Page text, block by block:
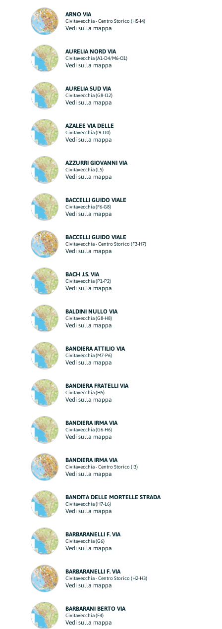
ARNO VIA
Civitavecchia - Centro Storico (H5-I4)
Vedi sulla mappa
AURELIA NORD VIA
Civitavecchia (A1-D4/M6-O1)
Vedi sulla mappa
AURELIA SUD VIA
Civitavecchia (G8-I12)
Vedi sulla mappa
AZALEE VIA DELLE
Civitavecchia (I9-I10)
Vedi sulla mappa
AZZURRI GIOVANNI VIA
Civitavecchia (L5)
Vedi sulla mappa
BACCELLI GUIDO VIALE
Civitavecchia (F6-G8)
Vedi sulla mappa
BACCELLI GUIDO VIALE
Civitavecchia - Centro Storico (F3-H7)
Vedi sulla mappa
BACH J.S. VIA
Civitavecchia (P1-P2)
Vedi sulla mappa
BALDINI NULLO VIA
Civitavecchia (G8-H8)
Vedi sulla mappa
BANDIERA ATTILIO VIA
Civitavecchia (M7-P6)
Vedi sulla mappa
BANDIERA FRATELLI VIA
Civitavecchia (H5)
Vedi sulla mappa
BANDIERA IRMA VIA
Civitavecchia (G6-H6)
Vedi sulla mappa
BANDIERA IRMA VIA
Civitavecchia - Centro Storico (I3)
Vedi sulla mappa
BANDITA DELLE MORTELLE STRADA
Civitavecchia (H7-L6)
Vedi sulla mappa
BARBARANELLI F. VIA
Civitavecchia (G6)
Vedi sulla mappa
BARBARANELLI F. VIA
Civitavecchia - Centro Storico (H2-H3)
Vedi sulla mappa
BARBARANI BERTO VIA
Civitavecchia (F4)
Vedi sulla mappa